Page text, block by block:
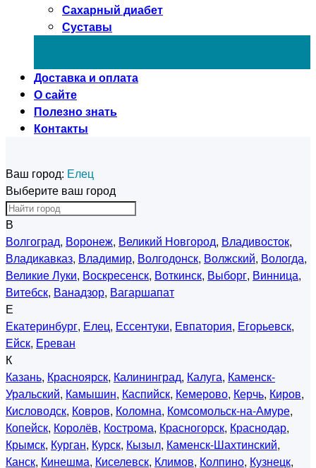
Сахарный диабет
Суставы
Доставка и оплата
О сайте
Полезно знать
Контакты
Ваш город: Елец
Выберите ваш город
В
Волгоград, Воронеж, Великий Новгород, Владивосток,
Владикавказ, Владимир, Волгодонск, Волжский, Вологда,
Великие Луки, Воскресенск, Воткинск, Выборг, Винница,
Витебск, Ванадзор, Вагаршапат
Е
Екатеринбург, Елец, Ессентуки, Евпатория, Егорьевск,
Ейск, Ереван
К
Казань, Красноярск, Калининград, Калуга, Каменск-
Уральский, Камышин, Каспийск, Кемерово, Керчь, Киров,
Кисловодск, Ковров, Коломна, Комсомольск-на-Амуре,
Копейск, Королёв, Кострома, Красногорск, Краснодар,
Крымск, Курган, Курск, Кызыл, Каменск-Шахтинский,
Канск, Кинешма, Киселевск, Климов, Колпино, Кузнецк,